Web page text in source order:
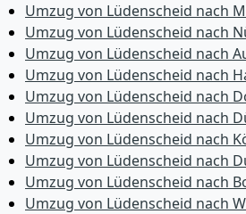
Umzug von Lüdenscheid nach
Umzug von Lüdenscheid nach
Umzug von Lüdenscheid nach
Umzug von Lüdenscheid nach
Umzug von Lüdenscheid nach
Umzug von Lüdenscheid nach
Umzug von Lüdenscheid nach
Umzug von Lüdenscheid nach
Umzug von Lüdenscheid nach
Umzug von Lüdenscheid nach